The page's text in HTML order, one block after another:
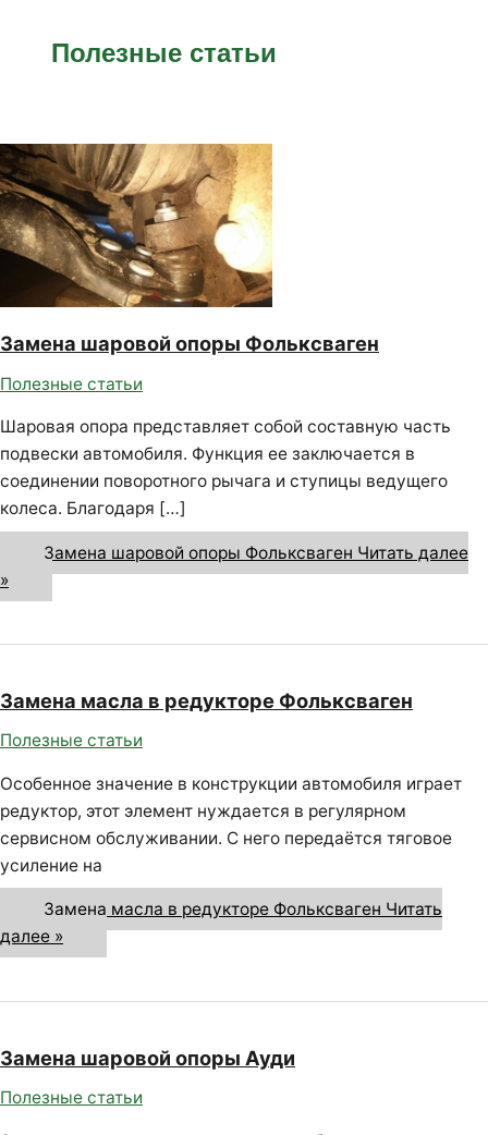
Полезные статьи
Замена шаровой опоры Фольксваген
Полезные статьи
Шаровая опора представляет собой составную часть
подвески автомобиля. Функция ее заключается в
соединении поворотного рычага и ступицы ведущего
колеса. Благодаря […]
Замена шаровой опоры Фольксваген Читать далее
»
Замена масла в редукторе Фольксваген
Полезные статьи
Особенное значение в конструкции автомобиля играет
редуктор, этот элемент нуждается в регулярном
сервисном обслуживании. С него передаётся тяговое
усиление на
Замена масла в редукторе Фольксваген Читать
далее »
Замена шаровой опоры Ауди
Полезные статьи